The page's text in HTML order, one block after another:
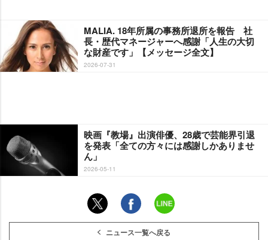
MALIA. 18年所属の事務所退所を報告 社
長・歴代マネージャーへ感謝「人生の大切
な財産です」【メッセージ全文】
2026-07-31
映画『教場』出演俳優、28歳で芸能界引退
を発表「全ての方々には感謝しかありませ
ん」
2026-05-11
ニュース一覧へ戻る